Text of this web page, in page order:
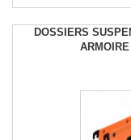
DOSSIERS